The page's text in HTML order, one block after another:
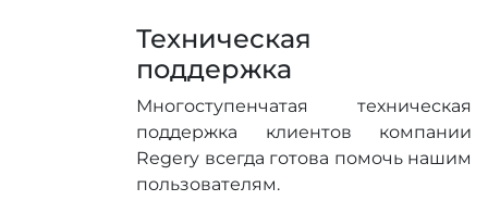
Техническая
поддержка
Многоступенчатая техническая
поддержка клиентов компании
Regery всегда готова помочь нашим
пользователям.